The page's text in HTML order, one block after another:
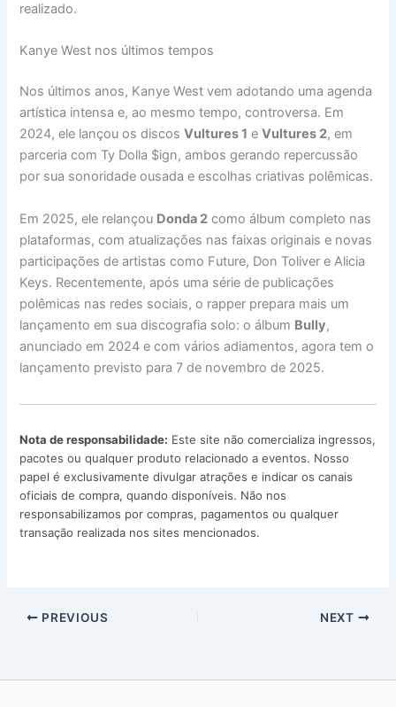
realizado.
Kanye West nos últimos tempos
Nos últimos anos, Kanye West vem adotando uma agenda
artística intensa e, ao mesmo tempo, controversa. Em
2024, ele lançou os discosVultures 1 eVultures 2, em
parceria com Ty Dolla $ign, ambos gerando repercussão
por sua sonoridade ousada e escolhas criativas polêmicas.
Em 2025, ele relançou Donda 2 como álbum completo nas
plataformas, com atualizações nas faixas originais e novas
participações de artistas como Future, Don Toliver e Alicia
Keys. Recentemente, após uma série de publicações
polêmicas nas redes sociais, o rapper prepara mais um
lançamento em sua discografia solo: o álbum Bully,
anunciado em 2024 e com vários adiamentos, agora tem o
lançamento previsto para 7 de novembro de 2025.
Nota de responsabilidade: Este site não comercializa ingressos,
pacotes ou qualquer produto relacionado a eventos. Nosso
papel é exclusivamente divulgar atrações e indicar os canais
oficiais de compra, quando disponíveis. Não nos
responsabilizamos por compras, pagamentos ou qualquer
transação realizada nos sites mencionados.
PREVIOUS NEXT